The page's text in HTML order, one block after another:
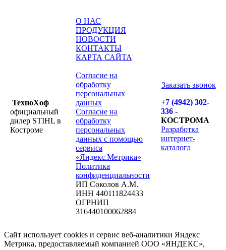
ТехноХоф
официальный
дилер STIHL в
Костроме
О НАС
ПРОДУКЦИЯ
НОВОСТИ
КОНТАКТЫ
КАРТА САЙТА
Согласие на
обработку
персональных
данных
Согласие на
обработку
персональных
данных с помощью
сервиса
«Яндекс.Метрика»
Политика
конфиденциальности
ИП Соколов А.М.
ИНН 440111824433
ОГРНИП
316440100062884
Заказать звонок
+7 (4942) 302-
336 -
КОСТРОМА
Разработка
интернет-
каталога
Сайт использует cookies и сервис веб-аналитики Яндекс
Метрика, предоставляемый компанией ООО «ЯНДЕКС»,